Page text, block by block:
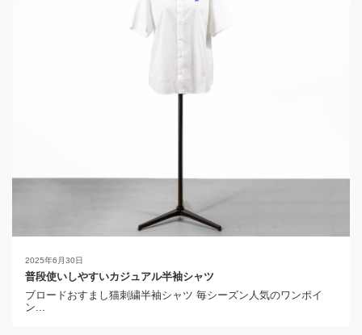
2025年6月30日
普段使いしやすいカジュアル半袖シャツ
ブロードおすまし猫刺繍半袖シャツ 毎シーズン人気のワンポイ
ン...